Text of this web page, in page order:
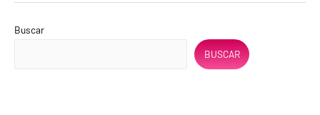
Buscar
BUSCAR